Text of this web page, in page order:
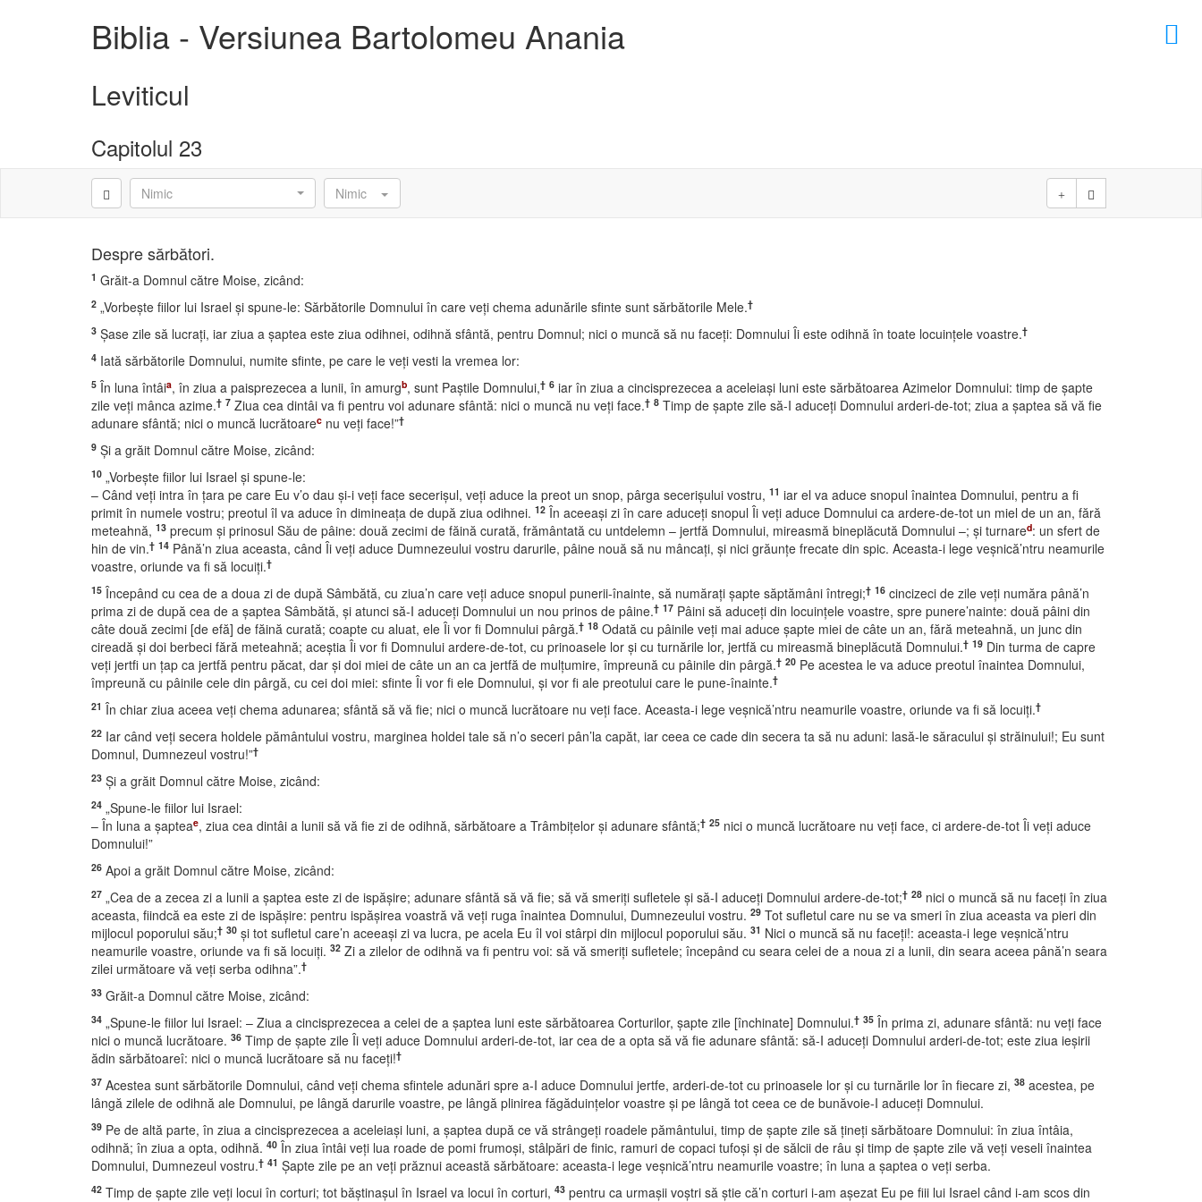
×
Biblia - Versiunea Bartolomeu Anania
Leviticul
Capitolul 23
Nimic Nimic
Despre sărbători.
1 Grăit-a Domnul către Moise, zicând:
2 „Vorbeşte fiilor lui Israel şi spune-le: Sărbătorile Domnului în care veţi chema adunările sfinte sunt sărbătorile Mele.†
3 Şase zile să lucraţi, iar ziua a şaptea este ziua odihnei, odihnă sfântă, pentru Domnul; nici o muncă să nu faceţi: Domnului Îi este odihnă în toate locuinţele voastre.†
4 Iată sărbătorile Domnului, numite sfinte, pe care le veţi vesti la vremea lor:
5 În luna întâia, în ziua a paisprezecea a lunii, în amurgb, sunt Paştile Domnului,† 6 iar în ziua a cincisprezecea a aceleiaşi luni este sărbătoarea Azimelor Domnului: timp de şapte
zile veţi mânca azime.† 7 Ziua cea dintâi va fi pentru voi adunare sfântă: nici o muncă nu veţi face.† 8 Timp de şapte zile să-I aduceţi Domnului arderi-de-tot; ziua a şaptea să vă fie
adunare sfântă; nici o muncă lucrătoarec nu veţi face!”†
9 Şi a grăit Domnul către Moise, zicând:
10 „Vorbeşte fiilor lui Israel şi spune-le:
– Când veţi intra în ţara pe care Eu v’o dau şi-i veţi face secerişul, veţi aduce la preot un snop, pârga secerişului vostru, 11 iar el va aduce snopul înaintea Domnului, pentru a fi
primit în numele vostru; preotul îl va aduce în dimineaţa de după ziua odihnei. 12 În aceeaşi zi în care aduceţi snopul Îi veţi aduce Domnului ca ardere-de-tot un miel de un an, fără
meteahnă, 13 precum şi prinosul Său de pâine: două zecimi de făină curată, frământată cu untdelemn – jertfă Domnului, mireasmă bineplăcută Domnului –; şi turnared: un sfert de
hin de vin.† 14 Până’n ziua aceasta, când Îi veţi aduce Dumnezeului vostru darurile, pâine nouă să nu mâncaţi, şi nici grăunţe frecate din spic. Aceasta-i lege veşnică’ntru neamurile
voastre, oriunde va fi să locuiţi.†
15 Începând cu cea de a doua zi de după Sâmbătă, cu ziua’n care veţi aduce snopul punerii-înainte, să număraţi şapte săptămâni întregi;† 16 cincizeci de zile veţi număra până’n
prima zi de după cea de a şaptea Sâmbătă, şi atunci să-I aduceţi Domnului un nou prinos de pâine.† 17 Pâini să aduceţi din locuinţele voastre, spre punere’nainte: două pâini din
câte două zecimi [de efă] de făină curată; coapte cu aluat, ele Îi vor fi Domnului pârgă.† 18 Odată cu pâinile veţi mai aduce şapte miei de câte un an, fără meteahnă, un junc din
cireadă şi doi berbeci fără meteahnă; aceştia Îi vor fi Domnului ardere-de-tot, cu prinoasele lor şi cu turnările lor, jertfă cu mireasmă bineplăcută Domnului.† 19 Din turma de capre
veţi jertfi un ţap ca jertfă pentru păcat, dar şi doi miei de câte un an ca jertfă de mulţumire, împreună cu pâinile din pârgă.† 20 Pe acestea le va aduce preotul înaintea Domnului,
împreună cu pâinile cele din pârgă, cu cei doi miei: sfinte Îi vor fi ele Domnului, şi vor fi ale preotului care le pune-înainte.†
21 În chiar ziua aceea veţi chema adunarea; sfântă să vă fie; nici o muncă lucrătoare nu veţi face. Aceasta-i lege veşnică’ntru neamurile voastre, oriunde va fi să locuiţi.†
22 Iar când veţi secera holdele pământului vostru, marginea holdei tale să n’o seceri pân’la capăt, iar ceea ce cade din secera ta să nu aduni: lasă-le săracului şi străinului!; Eu sunt
Domnul, Dumnezeul vostru!”†
23 Şi a grăit Domnul către Moise, zicând:
24 „Spune-le fiilor lui Israel:
– În luna a şapteae, ziua cea dintâi a lunii să vă fie zi de odihnă, sărbătoare a Trâmbiţelor şi adunare sfântă;† 25 nici o muncă lucrătoare nu veţi face, ci ardere-de-tot Îi veţi aduce
Domnului!”
26 Apoi a grăit Domnul către Moise, zicând:
27 „Cea de a zecea zi a lunii a şaptea este zi de ispăşire; adunare sfântă să vă fie; să vă smeriţi sufletele şi să-I aduceţi Domnului ardere-de-tot;† 28 nici o muncă să nu faceţi în ziua
aceasta, fiindcă ea este zi de ispăşire: pentru ispăşirea voastră vă veţi ruga înaintea Domnului, Dumnezeului vostru. 29 Tot sufletul care nu se va smeri în ziua aceasta va pieri din
mijlocul poporului său;† 30 şi tot sufletul care’n aceeaşi zi va lucra, pe acela Eu îl voi stârpi din mijlocul poporului său. 31 Nici o muncă să nu faceţi!: aceasta-i lege veşnică’ntru
neamurile voastre, oriunde va fi să locuiţi. 32 Zi a zilelor de odihnă va fi pentru voi: să vă smeriţi sufletele; începând cu seara celei de a noua zi a lunii, din seara aceea până’n seara
zilei următoare vă veţi serba odihna”.†
33 Grăit-a Domnul către Moise, zicând:
34 „Spune-le fiilor lui Israel: – Ziua a cincisprezecea a celei de a şaptea luni este sărbătoarea Corturilor, şapte zile [închinate] Domnului.† 35 În prima zi, adunare sfântă: nu veţi face
nici o muncă lucrătoare. 36 Timp de şapte zile Îi veţi aduce Domnului arderi-de-tot, iar cea de a opta să vă fie adunare sfântă: să-I aduceţi Domnului arderi-de-tot; este ziua ieşirii
ădin sărbătoareî: nici o muncă lucrătoare să nu faceţi!†
37 Acestea sunt sărbătorile Domnului, când veţi chema sfintele adunări spre a-I aduce Domnului jertfe, arderi-de-tot cu prinoasele lor şi cu turnările lor în fiecare zi, 38 acestea, pe
lângă zilele de odihnă ale Domnului, pe lângă darurile voastre, pe lângă plinirea făgăduinţelor voastre şi pe lângă tot ceea ce de bunăvoie-I aduceţi Domnului.
39 Pe de altă parte, în ziua a cincisprezecea a aceleiaşi luni, a şaptea după ce vă strângeţi roadele pământului, timp de şapte zile să ţineţi sărbătoare Domnului: în ziua întâia,
odihnă; în ziua a opta, odihnă. 40 În ziua întâi veţi lua roade de pomi frumoşi, stâlpări de finic, ramuri de copaci tufoşi şi de sălcii de râu şi timp de şapte zile vă veţi veseli înaintea
Domnului, Dumnezeul vostru.† 41 Şapte zile pe an veţi prăznui această sărbătoare: aceasta-i lege veşnică’ntru neamurile voastre; în luna a şaptea o veţi serba.
42 Timp de şapte zile veţi locui în corturi; tot băştinaşul în Israel va locui în corturi, 43 pentru ca urmaşii voştri să ştie că’n corturi i-am aşezat Eu pe fiii lui Israel când i-am scos din